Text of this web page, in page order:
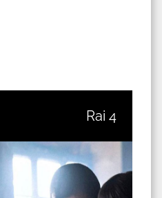
Rai 4